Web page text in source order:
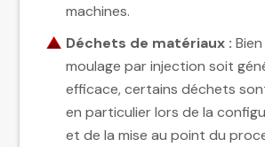
machines.
Déchets de matériaux :
moulage par injection soit
efficace, certains déchets
en particulier lors de la
et de la mise au point du